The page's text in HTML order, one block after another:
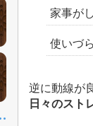
家事が
使いづ
逆に動線が
日々のスト